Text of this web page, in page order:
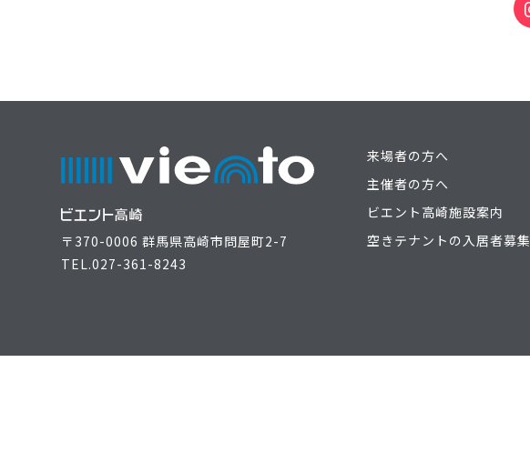
〒370-0006 群馬県高崎市問屋町2-7
TEL.027-361-8243
来場者の方へ
主催者の方へ
ビエント高崎施設案内
空きテナントの入居者募集